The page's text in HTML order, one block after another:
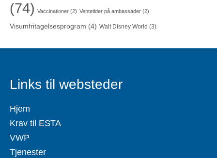
(74) Vaccinationer (2) Ventetider på ambassader (2)
Visumfritagelsesprogram (4) Walt Disney World (3)
Links til websteder
Hjem
Krav til ESTA
VWP
Tjenester